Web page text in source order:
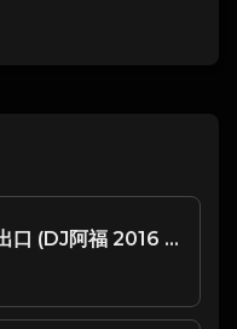
赵传 - 爱要怎么说出口 (DJ阿福 2016 Remix)